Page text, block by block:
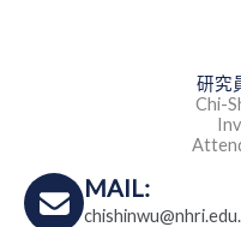
研究
Chi-
MAIL: